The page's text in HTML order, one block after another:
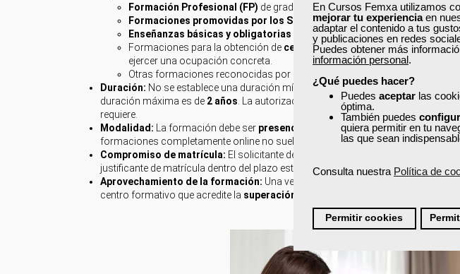
En Cursos Femxa utilizamos
mejorar tu experienciaen
adaptar el contenido a tus
y publicaciones en redes
Puedes obtener más
información personal.
¿Qué puedes hacer?
Puedes aceptar las
óptima.
También puedes
quiera permitir en tu
las que sean
Consulta nuestra Política de
Permitir cookies
Formación Profesional (FP) de grado C, niveles 2 y 3.
Formaciones promovidas por los Servicios Públicos de Empleo(SEPE
Enseñanzas básicas y obligatorias para personas adultas.
Formaciones para la obtención de certificaciones de aptitud técnicao
ejercer una ocupación concreta.
Otras formaciones reconocidas por la administración como válidas para
Duración: No se establece una duración mínima oficial, pero muchas
duración máxima es de 2 años . La autorización inicial se concede por12 meses
requiere.
Modalidad: La formación debe ser presencial o semipresencial, con al menos
formaciones completamente online no suelen ser admitidas para este tipo de
Compromiso de matrícula: El solicitante debe acreditar por escrito su
justificante de matrícula dentro del plazo establecido por la Oficina de Extranjería.
Aprovechamiento de la formación: Una vez finalizado el curso, será necesario
centro formativo que acredite la superación de la formación